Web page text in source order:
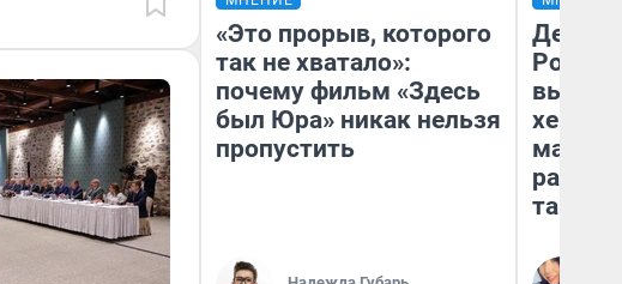
«Это прорыв, которого
так не хватало»:
почему фильм «Здесь
был Юра» никак нельзя
пропустить
Дело
хенды
так